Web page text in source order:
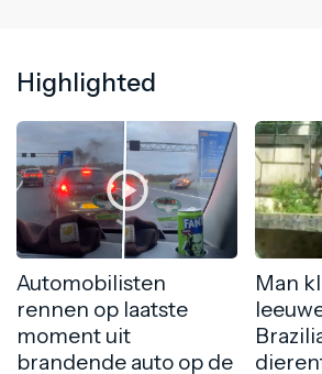
Highlighted
Automobilisten
rennen op laatste
moment uit
brandende auto op de
Man